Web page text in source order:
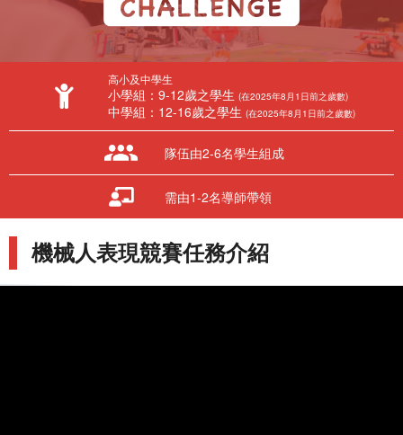
語言 / Language
高小及中學生
小學組：9-12歲之學生 (在2025年8月1日前之歲數)
中學組：12-16歲之學生 (在2025年8月1日前之歲數)
隊伍由2-6名學生組成
需由1-2名導師帶領
機械人表現競賽任務介紹